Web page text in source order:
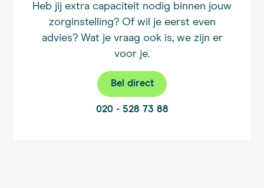
Heb jij extra capaciteit nodig binnen jouw
zorginstelling? Of wil je eerst even
advies? Wat je vraag ook is, we zijn er
voor je.
Bel direct
020 - 528 73 88